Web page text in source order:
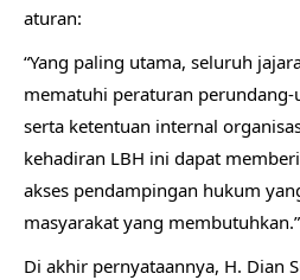
aturan:
“Yang paling utama, seluruh
mematuhi peraturan
serta ketentuan internal
kehadiran LBH ini dapat
akses pendampingan hukum
masyarakat yang membutuhkan.”
Di akhir pernyataannya, H. Dian